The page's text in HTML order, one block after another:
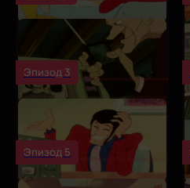
Эпизод 3
Эпизод 5